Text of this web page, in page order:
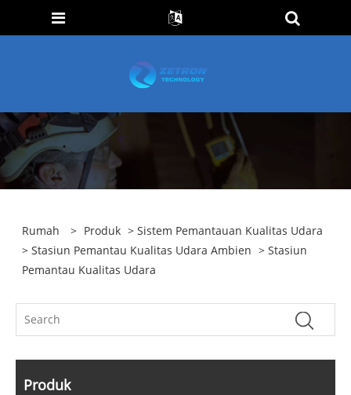
Rumah > Produk >Sistem Pemantauan Kualitas Udara
>Stasiun Pemantau Kualitas Udara Ambien > Stasiun
Pemantau Kualitas Udara
Produk